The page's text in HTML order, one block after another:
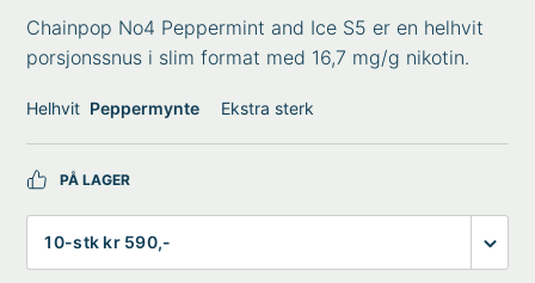
Chainpop No4 Peppermint and Ice S5 er en helhvit
porsjonssnus i slim format med 16,7 mg/g nikotin.
Helhvit Peppermynte Ekstra sterk
PÅ LAGER